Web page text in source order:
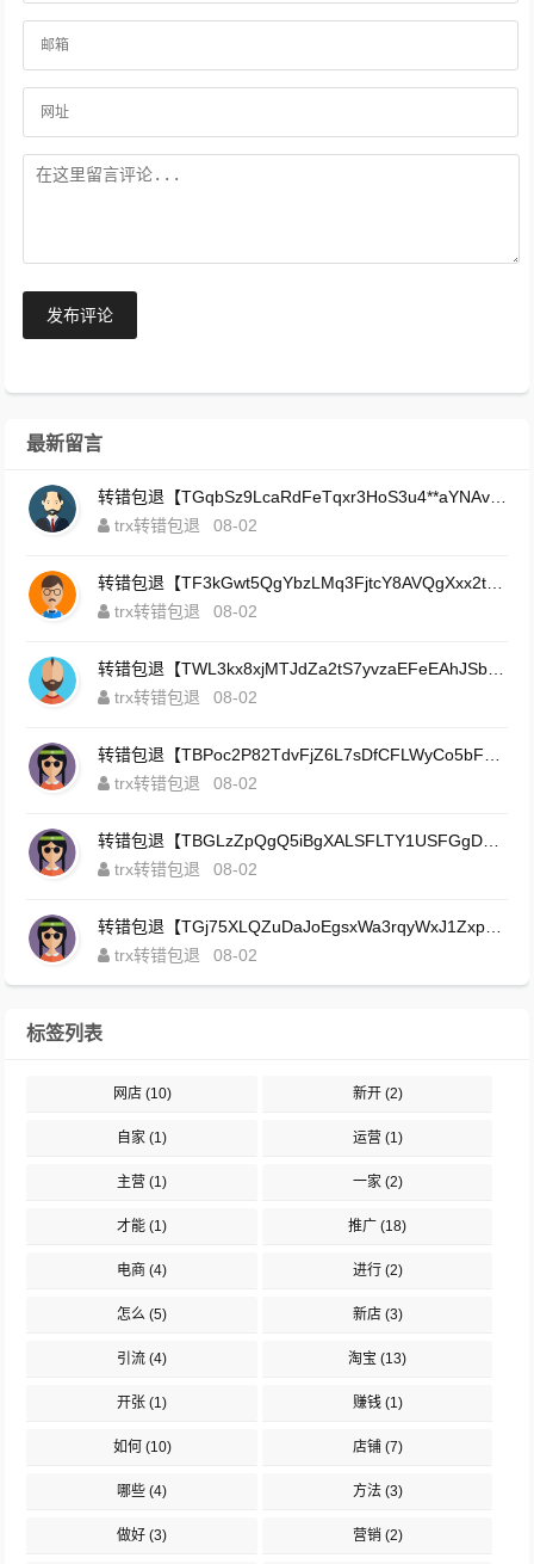
发布评论
最新留言
trx转错包退
08-02
trx转错包退
08-02
trx转错包退
08-02
trx转错包退
08-02
trx转错包退
08-02
trx转错包退
08-02
标签列表
网店(10) 新开(2)
自家 (1) 运营 (1)
主营 (1) 一家(2)
才能 (1) 推广 (18)
电商 (4) 进行(2)
怎么 (5) 新店(3)
引流 (4) 淘宝 (13)
开张 (1) 赚钱(1)
如何 (10) 店铺(7)
哪些 (4) 方法(3)
做好 (3) 营销 (2)